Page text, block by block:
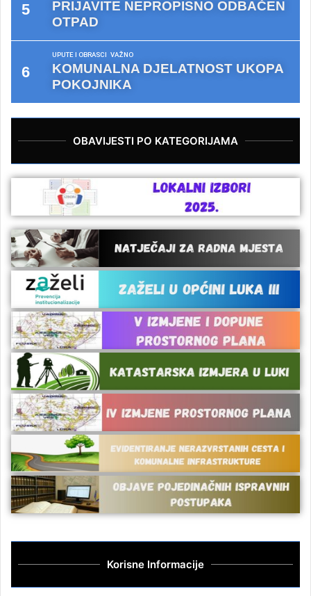
PRIJAVITE NEPROPISNO ODBAČEN
OTPAD
UPUTE I OBRASCI VAŽNO
KOMUNALNA DJELATNOST UKOPA
POKOJNIKA
OBAVIJESTI PO KATEGORIJAMA
Korisne Informacije